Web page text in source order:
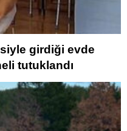
girdiği evde
tutuklandı